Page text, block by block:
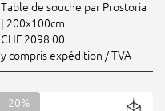
Table de souche par Prostoria
| 200x100cm
CHF 2098.00
y compris expédition / TVA
20%